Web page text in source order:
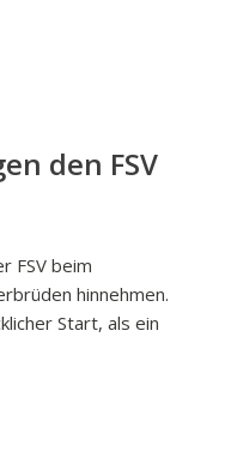
den FSV
FSV beim
hinnehmen.
Start, als ein